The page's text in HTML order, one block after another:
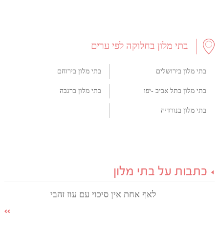
בתי מלון בחלוקה לפי ערים
בתי מלון בירושלים בתי מלון בירוחם
בתי מלון בתל אביב -יפו בתי מלון ברגבה
בתי מלון בנורדיה
כתבות על בתי מלון
לאף אחת אין סיכוי עם עוז זהבי